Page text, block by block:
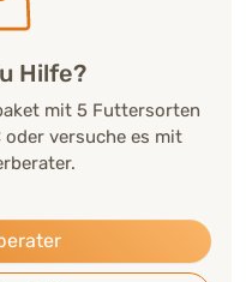
Hilfe?
mit 5 Futtersorten
oder versuche es mit